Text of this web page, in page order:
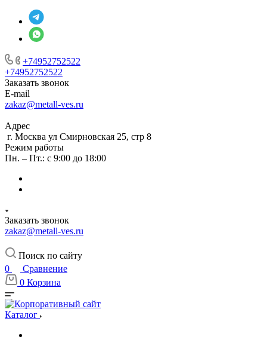
+74952752522
+74952752522
Заказать звонок
E-mail
zakaz@metall-ves.ru
Адрес
г. Москва ул Смирновская 25, стр 8
Режим работы
Пн. – Пт.: с 9:00 до 18:00
Заказать звонок
zakaz@metall-ves.ru
Поиск по сайту
0
Сравнение
0 Корзина
Каталог